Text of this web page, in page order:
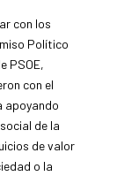
con los
Político
PSOE,
con el
apoyando
de la
de valor
o la